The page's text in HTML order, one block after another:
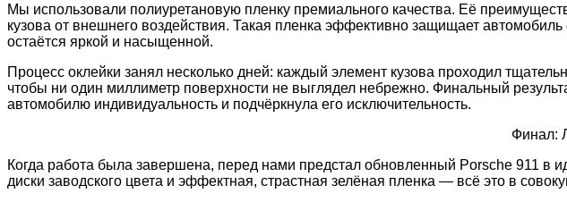
Мы использовали полиуретановую пленку премиального качества. Её
кузова от внешнего воздействия. Такая пленка эффективно защищает
остаётся яркой и насыщенной.
Процесс оклейки занял несколько дней: каждый элемент кузова проходил
чтобы ни один миллиметр поверхности не выглядел небрежно. Финальный
автомобилю индивидуальность и подчёркнула его исключительность.
Финал:
Когда работа была завершена, перед нами предстал обновленный Porsche 911 в
диски заводского цвета и эффектная, страстная зелёная пленка — всё это в